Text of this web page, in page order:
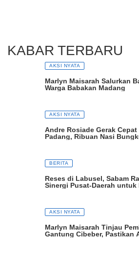
KABAR TERBARU
AKSI NYATA
Marlyn Maisarah Salurkan
Warga Babakan Madang
AKSI NYATA
Andre Rosiade Gerak
Padang, Ribuan Nasi
BERITA
Reses di Labusel, Sabam
Sinergi Pusat-Daerah untuk
AKSI NYATA
Marlyn Maisarah Tinjau
Gantung Cibeber, Pastikan